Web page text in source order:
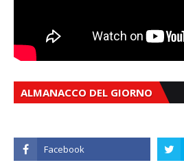
ALMANACCO DEL GIORNO